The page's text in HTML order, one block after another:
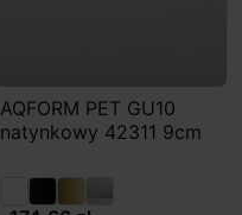
AQFORM PET GU10
natynkowy 42311 9cm